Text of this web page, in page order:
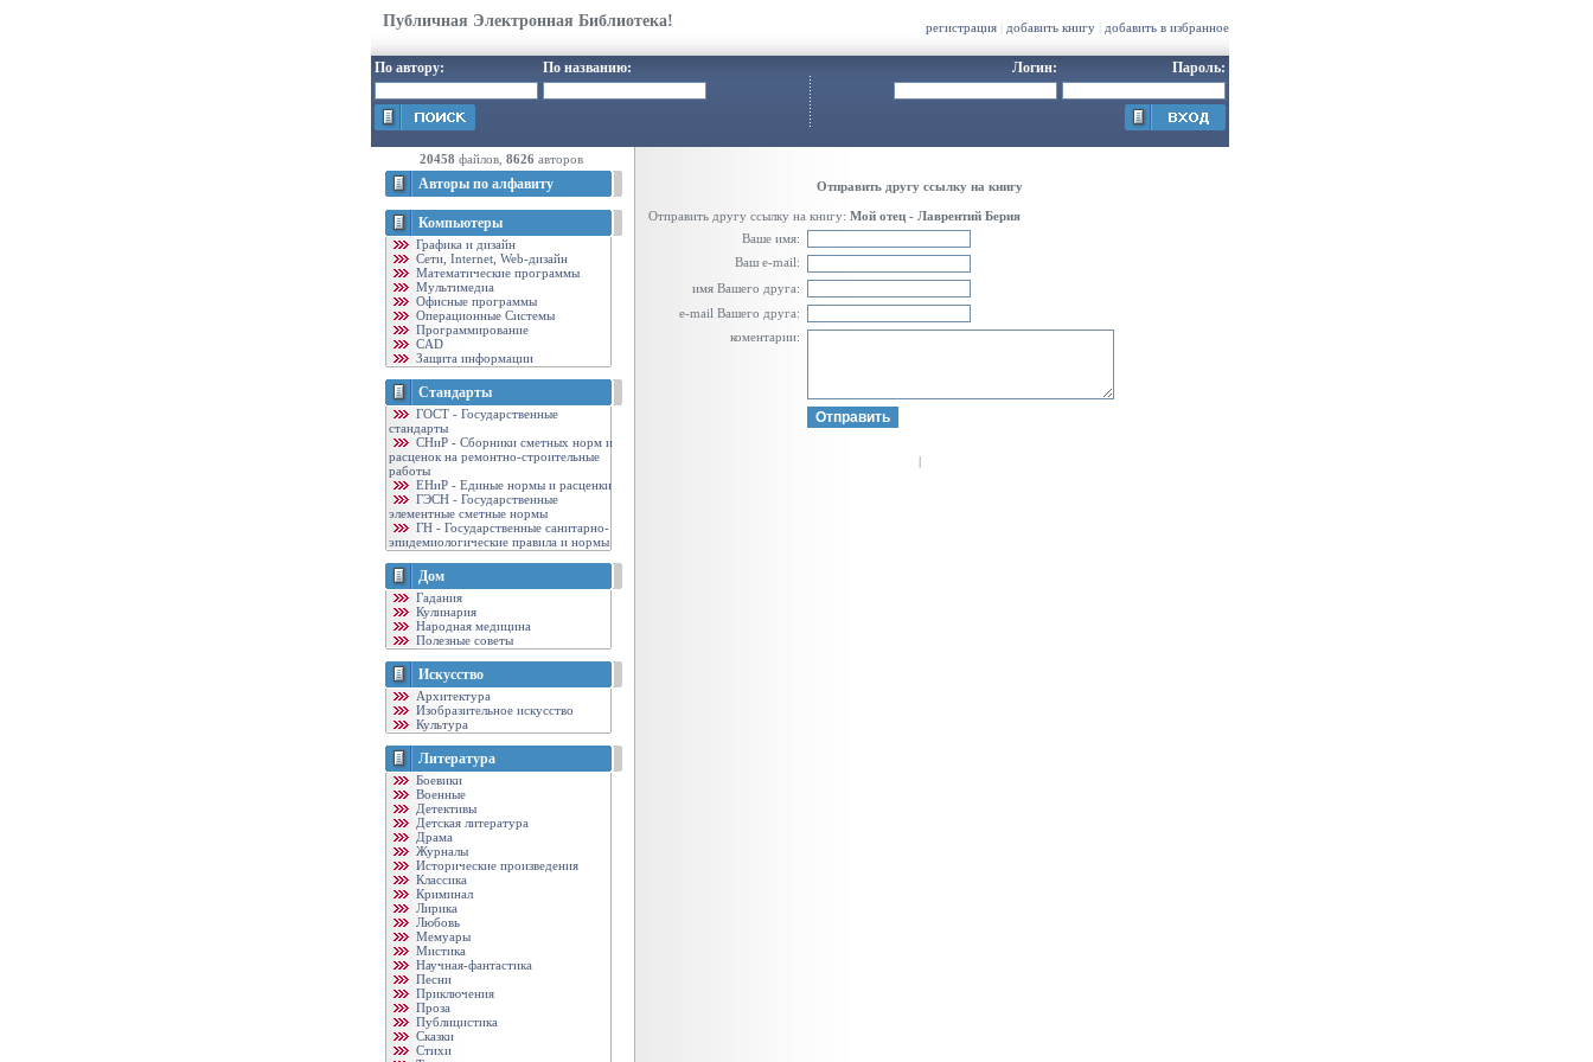
Публичная Электронная Библиотека! регистрация добавить книгу добавить в избранное
По автору: По названию: Логин: Пароль:
20458 файлов, 8626 авторов
Авторы по алфавиту
Компьютеры
Графика и дизайн
Cети, Internet, Web-дизайн
Математические программы
Мультимедиа
Офисные программы
Операционные Системы
Программирование
CAD
Защита информации
Стандарты
ГОСТ - Государственные
стандарты
CНиР - Сборники сметных норм и
расценок на ремонтно-строительные
работы
ЕНиР - Единые нормы и расценки
ГЭСН - Государственные
элементные сметные нормы
ГН - Государственные санитарно-
эпидемиологические правила и нормы
Дом
Гадания
Кулинария
Народная медицина
Полезные советы
Искусство
Архитектура
Изобразительное искусство
Культура
Литература
Боевики
Военные
Детективы
Детская литература
Драма
Журналы
Исторические произведения
Классика
Криминал
Лирика
Любовь
Мемуары
Мистика
Научная-фантастика
Песни
Приключения
Проза
Публицистика
Сказки
Стихи
Отправить другу ссылку на книгу
Отправить другу ссылку на книгу: Мой отец - Лаврентий Берия
Ваше имя:
Ваш e-mail:
имя Вашего друга:
e-mail Вашего друга:
коментарии:
|